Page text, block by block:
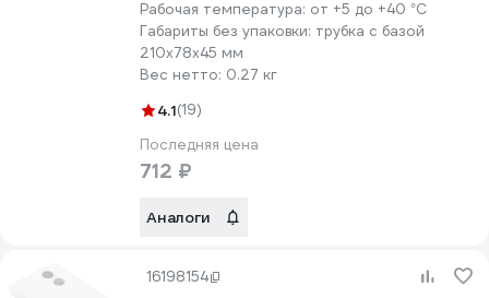
Рабочая температура: от +5 до +40 °С
Габариты без упаковки: трубка с базой
210х78х45 мм
Вес нетто: 0.27 кг
4.1(19)
Последняя цена
712 ₽
Аналоги
16198154